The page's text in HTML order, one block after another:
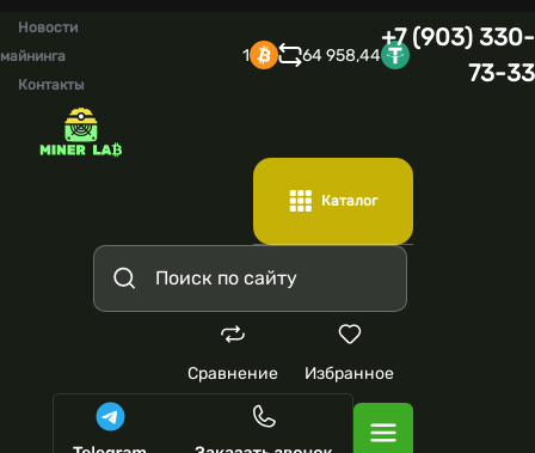
Новости
майнинга
Контакты
1 64 958,44
+7 (903) 330-
73-33
Каталог
Сравнение Избранное